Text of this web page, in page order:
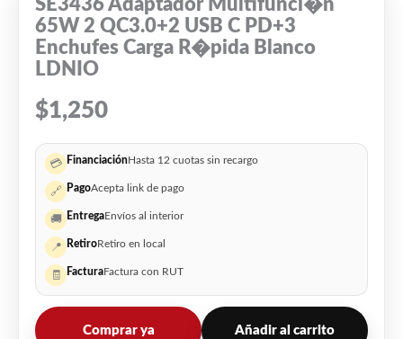
SE3436 Adaptador Multifunci�n
65W 2 QC3.0+2 USB C PD+3
Enchufes Carga R�pida Blanco
LDNIO
$1,250
💳 FinanciaciónHasta 12 cuotas sin recargo
🔗 PagoAcepta link de pago
🚚 EntregaEnvíos al interior
📍 RetiroRetiro en local
🧾 FacturaFactura con RUT
Comprar ya Añadir al carrito